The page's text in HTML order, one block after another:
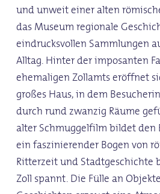
und unweit einer alten
das Museum regionale
eindrucksvollen Sammlungen
Alltag. Hinter der imposanten
ehemaligen Zollamts eröffnet
großes Haus, in dem
durch rund zwanzig Räume
alter Schmuggelfilm bildet den
ein faszinierender Bogen von
Ritterzeit und Stadtgeschichte
Zoll spannt. Die Fülle an